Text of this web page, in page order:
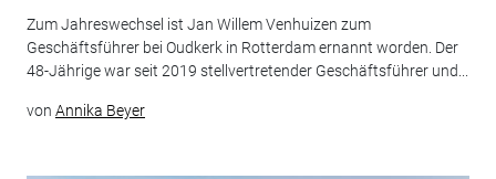
Zum Jahreswechsel ist Jan Willem Venhuizen zum
Geschäftsführer bei Oudkerk in Rotterdam ernannt worden. Der
48-Jährige war seit 2019 stellvertretender Geschäftsführer und...
von Annika Beyer